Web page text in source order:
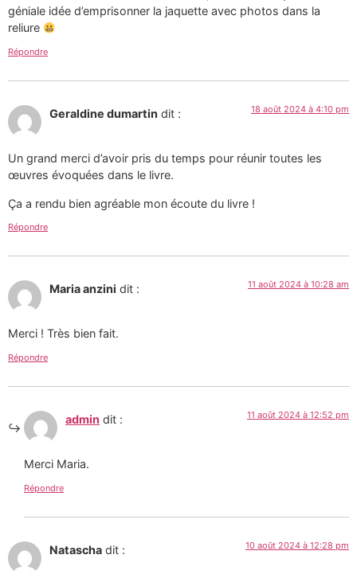
géniale idée d’emprisonner la jaquette avec photos dans la
reliure
Répondre
Geraldine dumartin dit : 18 août 2024 à 4:10 pm
Un grand merci d’avoir pris du temps pour réunir toutes les
œuvres évoquées dans le livre.
Ça a rendu bien agréable mon écoute du livre !
Répondre
Maria anzini dit : 11 août 2024 à 10:28 am
Merci ! Très bien fait.
Répondre
admin dit : 11 août 2024 à 12:52 pm
Merci Maria.
Répondre
Natascha dit : 10 août 2024 à 12:28 pm